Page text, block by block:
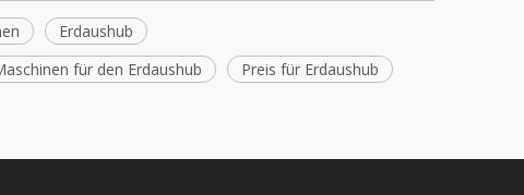
Erdaushub
für den Erdaushub Preis für Erdaushub